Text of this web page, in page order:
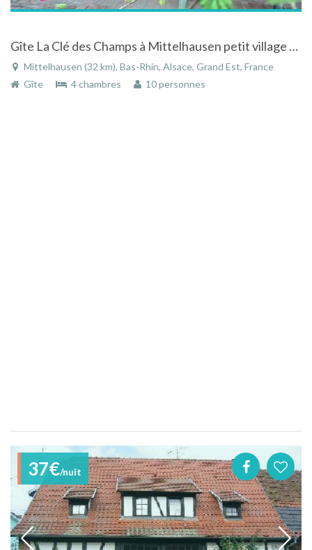
Gîte La Clé des Champs à Mittelhausen petit village typique d'Alsace
Mittelhausen (32 km), Bas-Rhin, Alsace, Grand Est, France
Gîte
4 chambres 10 personnes
37€/nuit